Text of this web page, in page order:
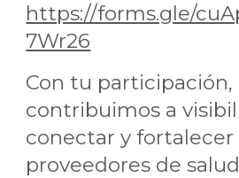
https://forms.gle/
7Wr26
Con tu participación,
contribuimos a
conectar y fortalecer
proveedores de